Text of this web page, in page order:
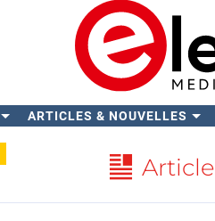
ARTICLES & NOUVELLES
Article